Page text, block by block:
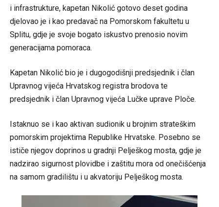
i infrastrukture, kapetan Nikolić gotovo deset godina
djelovao je i kao predavač na Pomorskom fakultetu u
Splitu, gdje je svoje bogato iskustvo prenosio novim
generacijama pomoraca.
Kapetan Nikolić bio je i dugogodišnji predsjednik i član
Upravnog vijeća Hrvatskog registra brodova te
predsjednik i član Upravnog vijeća Lučke uprave Ploče.
Istaknuo se i kao aktivan sudionik u brojnim strateškim
pomorskim projektima Republike Hrvatske. Posebno se
ističe njegov doprinos u gradnji Pelješkog mosta, gdje je
nadzirao sigurnost plovidbe i zaštitu mora od onečišćenja
na samom gradilištu i u akvatoriju Pelješkog mosta.